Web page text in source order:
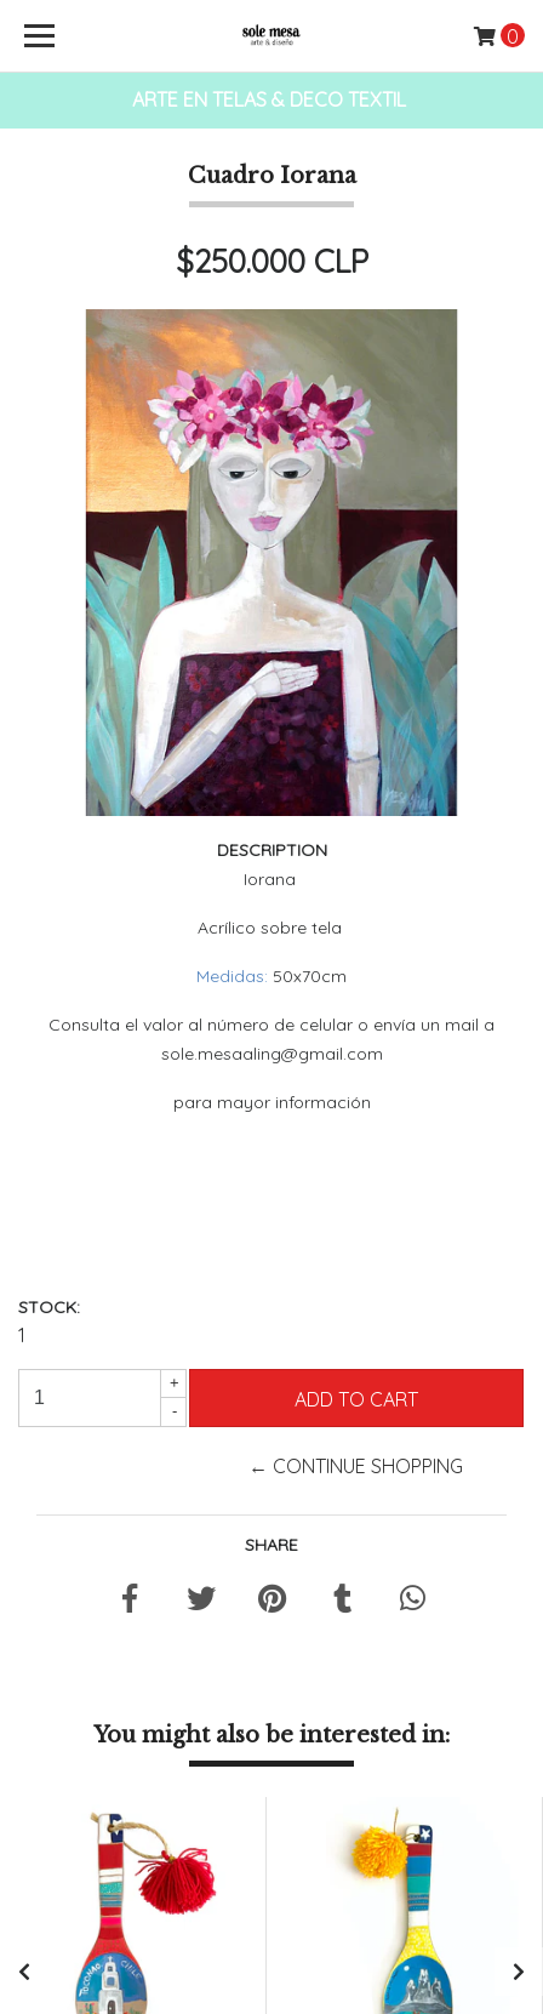
ARTE EN TELAS & DECO TEXTIL
0
Cuadro Iorana
$250.000 CLP
DESCRIPTION
Iorana
Acrílico sobre tela
Medidas: 50x70cm
Consulta el valor al número de celular o envía un mail a
sole.mesaaling@gmail.com
para mayor información
STOCK:
1
+
-
← CONTINUE SHOPPING
SHARE
You might also be interested in: